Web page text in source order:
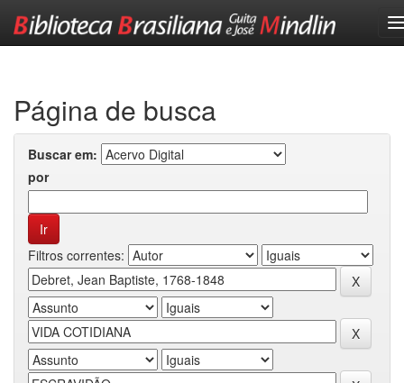
Página de busca
Buscar em:
por
Filtros correntes: